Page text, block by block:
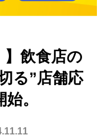
】飲食店の
る”店舗応
。